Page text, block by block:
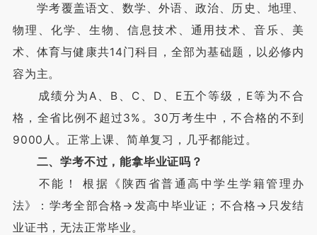
学考覆盖语文、数学、外语、政治、历史、地理、
物理、化学、生物、信息技术、通用技术、音乐、美
术、体育与健康共14门科目，全部为基础题，以必修内
容为主。
成绩分为A、B、C、D、E五个等级，E等为不合
格，全省比例不超过3%。30万考生中，不合格的不到
9000人。正常上课、简单复习，几乎都能过。
二、学考不过，能拿毕业证吗？
不能！ 根据《陕西省普通高中学生学籍管理办
法》：学考全部合格→发高中毕业证；不合格→只发结
业证书，无法正常毕业。